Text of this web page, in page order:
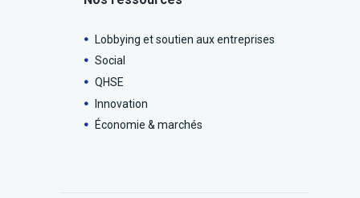
Lobbying et soutien aux entreprises
Social
QHSE
Innovation
Économie & marchés